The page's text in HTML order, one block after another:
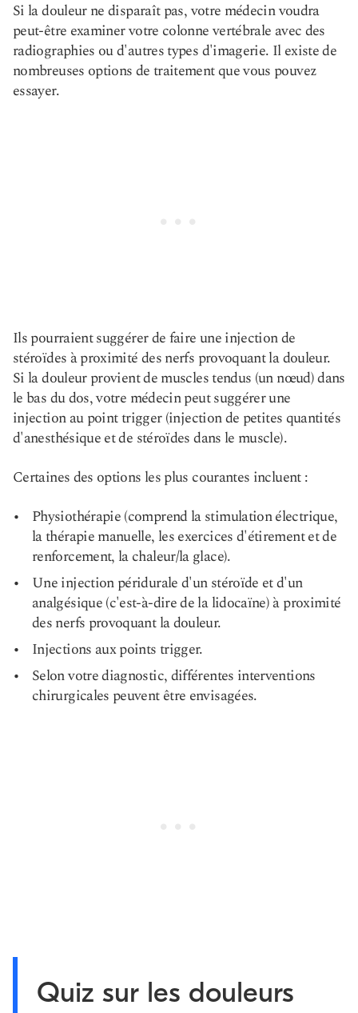
Si la douleur ne disparaît pas, votre médecin voudra
peut-être examiner votre colonne vertébrale avec des
radiographies ou d'autres types d'imagerie. Il existe de
nombreuses options de traitement que vous pouvez
essayer.
Ils pourraient suggérer de faire une injection de
stéroïdes à proximité des nerfs provoquant la douleur.
Si la douleur provient de muscles tendus (un nœud) dans
le bas du dos, votre médecin peut suggérer une
injection au point trigger (injection de petites quantités
d'anesthésique et de stéroïdes dans le muscle).
Certaines des options les plus courantes incluent :
Physiothérapie (comprend la stimulation électrique,
la thérapie manuelle, les exercices d'étirement et de
renforcement, la chaleur/la glace).
Une injection péridurale d'un stéroïde et d'un
analgésique (c'est-à-dire de la lidocaïne) à proximité
des nerfs provoquant la douleur.
Injections aux points trigger.
Selon votre diagnostic, différentes interventions
chirurgicales peuvent être envisagées.
Quiz sur les douleurs